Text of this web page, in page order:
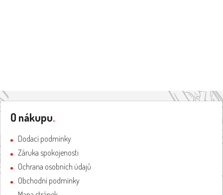
Z
a
t
í
O nákupu.
Dodací podmínky
Záruka spokojenosti
Ochrana osobních údajů
Obchodní podmínky